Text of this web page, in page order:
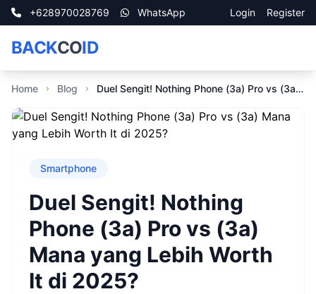
+628970028769 WhatsApp Login Register
BACKCOID
Home Blog Duel Sengit! Nothing Phone (3a) Pro vs (3a) Mana yang Lebih Worth It di 2025?
Smartphone
Duel Sengit! Nothing
Phone (3a) Pro vs (3a)
Mana yang Lebih Worth
It di 2025?